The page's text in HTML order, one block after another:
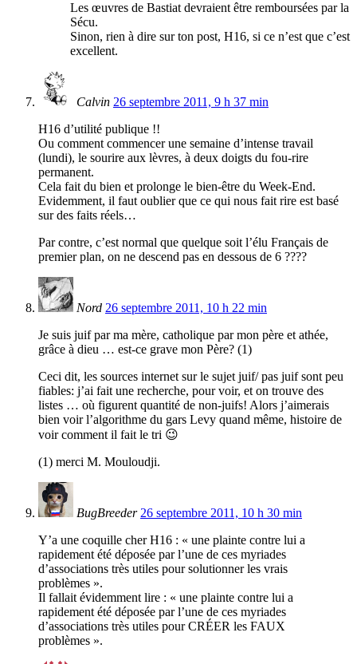
Les œuvres de Bastiat devraient être remboursées par la
Sécu.
Sinon, rien à dire sur ton post, H16, si ce n’est que c’est
excellent.
Calvin 26 septembre 2011, 9 h 37 min
H16 d’utilité publique !!
Ou comment commencer une semaine d’intense travail
(lundi), le sourire aux lèvres, à deux doigts du fou-rire
permanent.
Cela fait du bien et prolonge le bien-être du Week-End.
Evidemment, il faut oublier que ce qui nous fait rire est basé
sur des faits réels…
Par contre, c’est normal que quelque soit l’élu Français de
premier plan, on ne descend pas en dessous de 6 ????
Nord 26 septembre 2011, 10 h 22 min
Je suis juif par ma mère, catholique par mon père et athée,
grâce à dieu … est-ce grave mon Père? (1)
Ceci dit, les sources internet sur le sujet juif/ pas juif sont peu
fiables: j’ai fait une recherche, pour voir, et on trouve des
listes … où figurent quantité de non-juifs! Alors j’aimerais
bien voir l’algorithme du gars Levy quand même, histoire de
voir comment il fait le tri 😉
(1) merci M. Mouloudji.
BugBreeder 26 septembre 2011, 10 h 30 min
Y’a une coquille cher H16 : « une plainte contre lui a
rapidement été déposée par l’une de ces myriades
d’associations très utiles pour solutionner les vrais
problèmes ».
Il fallait évidemment lire : « une plainte contre lui a
rapidement été déposée par l’une de ces myriades
d’associations très utiles pour CRÉER les FAUX
problèmes ».